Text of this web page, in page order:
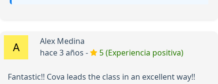
Alex Medina
hace 3 años -
5 (Experiencia positiva)
Fantastic!! Cova leads the class in an excellent way!!